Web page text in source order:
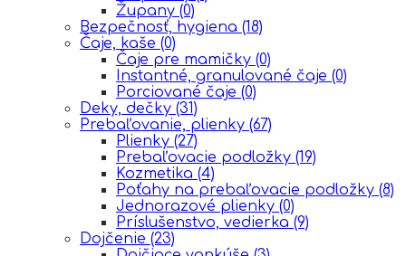
Župany (0)
Bezpečnosť, hygiena (18)
Čaje, kaše (0)
Čaje pre mamičky (0)
Instantné, granulované čaje (0)
Porciované čaje (0)
Deky, dečky (31)
Prebaľovanie, plienky (67)
Plienky (27)
Prebaľovacie podložky (19)
Kozmetika (4)
Poťahy na prebaľovacie podložky (8)
Jednorazové plienky (0)
Príslušenstvo, vedierka (9)
Dojčenie (23)